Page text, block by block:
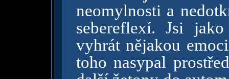
neomylnosti a
sebereflexí. Jsi
vyhrát nějakou
toho nasypal